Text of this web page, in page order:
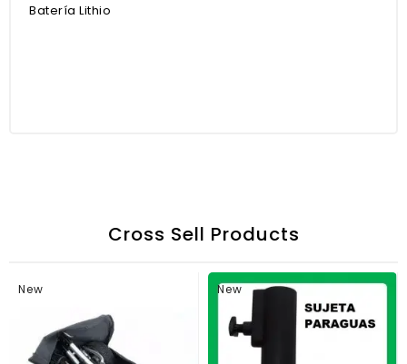
Batería Lithio
Cross Sell Products
New New